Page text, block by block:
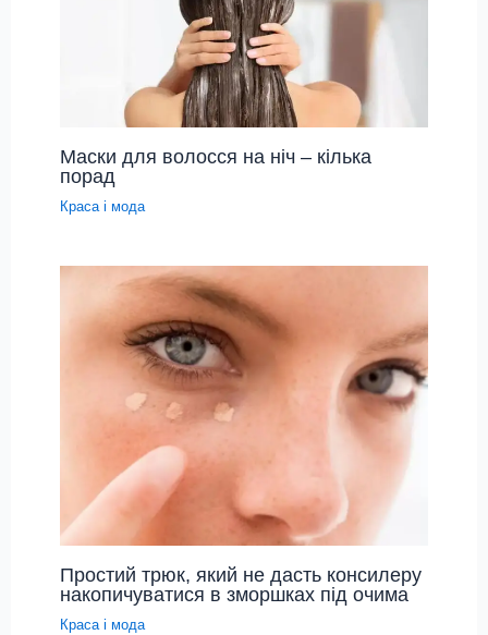
Маски для волосся на ніч – кілька
порад
Краса і мода
Простий трюк, який не дасть консилеру
накопичуватися в зморшках під очима
Краса і мода